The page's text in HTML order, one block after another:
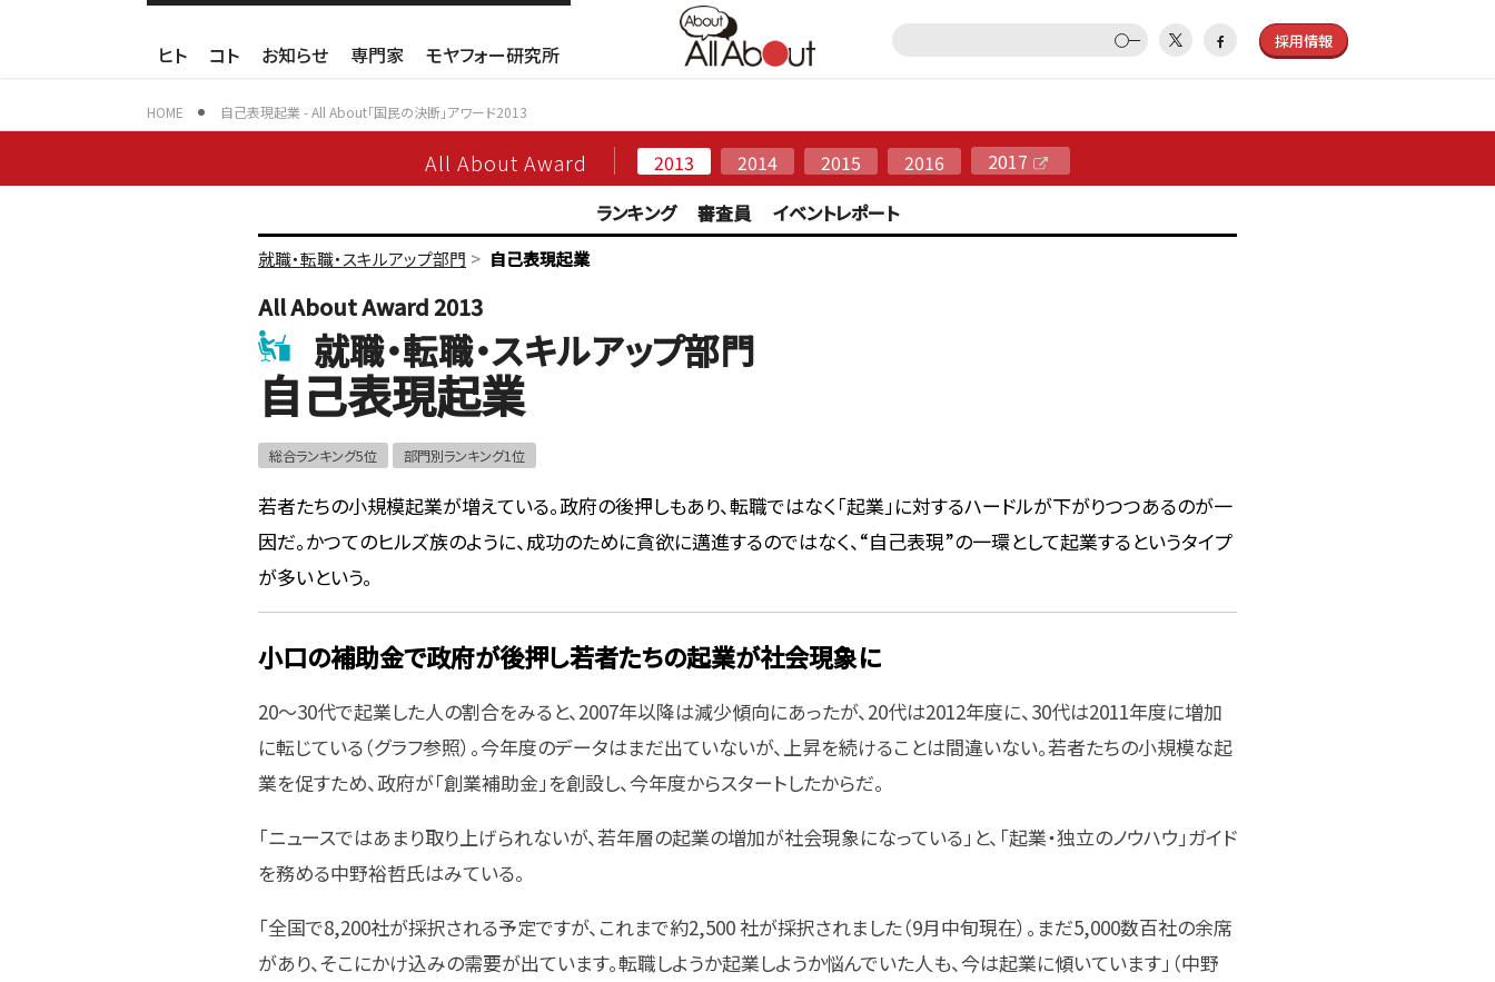
ヒト コト お知らせ 専門家 モヤフォー研究所
採用情報
HOME 自己表現起業 - All About「国民の決断」アワード2013
All About Award 2013 2014 2015 2016
2017
ランキング
審査員 イベントレポート
就職・転職・スキルアップ部門 > 自己表現起業
All About Award 2013
就職・転職・スキルアップ部門
自己表現起業
総合ランキング5位 部門別ランキング1位
若者たちの小規模起業が増えている。政府の後押しもあり、転職ではなく「起業」に対するハードルが下がりつつあるのが一
因だ。かつてのヒルズ族のように、成功のために貪欲に邁進するのではなく、“自己表現”の一環として起業するというタイプ
が多いという。
小口の補助金で政府が後押し若者たちの起業が社会現象に
20～30代で起業した人の割合をみると、2007年以降は減少傾向にあったが、20代は2012年度に、30代は2011年度に増加
に転じている（グラフ参照）。今年度のデータはまだ出ていないが、上昇を続けることは間違いない。若者たちの小規模な起
業を促すため、政府が「創業補助金」を創設し、今年度からスタートしたからだ。
「ニュースではあまり取り上げられないが、若年層の起業の増加が社会現象になっている」と、「起業・独立のノウハウ」ガイド
を務める中野裕哲氏はみている。
「全国で8,200社が採択される予定ですが、これまで約2,500 社が採択されました（9月中旬現在）。まだ5,000数百社の余席
があり、そこにかけ込みの需要が出ています。転職しようか起業しようか悩んでいた人も、今は起業に傾いています」（中野